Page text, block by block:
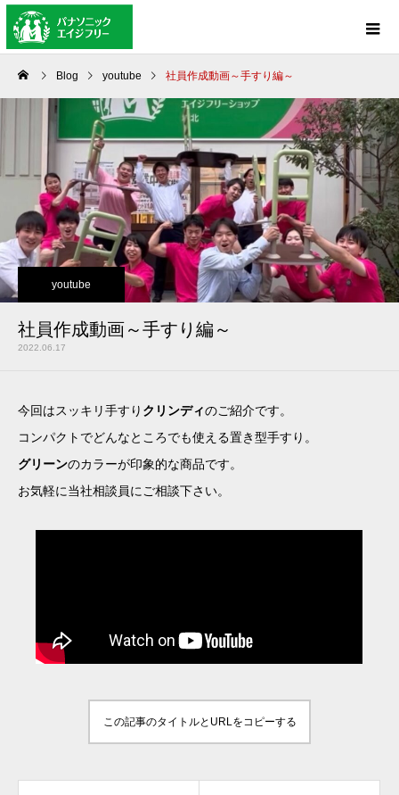
Blog youtube 社員作成動画～手すり編～
youtube
社員作成動画～手すり編～
2022.06.17
今回はスッキリ手すり クリンディのご紹介です。
コンパクトでどんなところでも使える置き型手すり。
グリーンのカラーが印象的な商品です。
お気軽に当社相談員にご相談下さい。
この記事のタイトルとURLをコピーする